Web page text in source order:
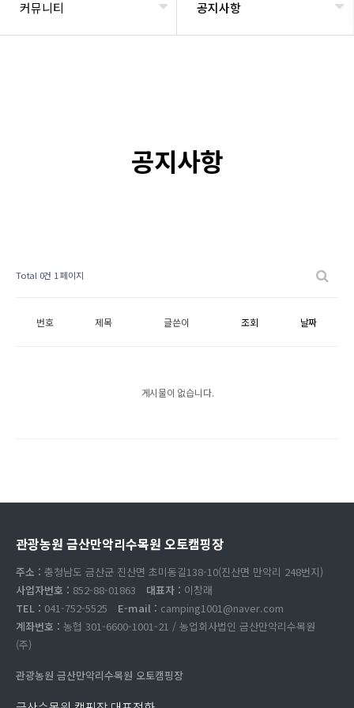
커뮤니티 공지사항
공지사항
Total 0건 1 페이지
번호 제목 글쓴이 조회 날짜
게시물이 없습니다.
관광농원 금산만악리수목원 오토캠핑장
주소 : 충청남도 금산군 진산면 초미동길138-10(진산면 만악리 248번지)
사업자번호 : 852-88-01863 대표자 : 이창래
TEL : 041-752-5525 E-mail : camping1001@naver.com
계좌번호 : 농협 301-6600-1001-21 / 농업회사법인 금산만악리수목원
(주)
관광농원 금산만악리수목원 오토캠핑장